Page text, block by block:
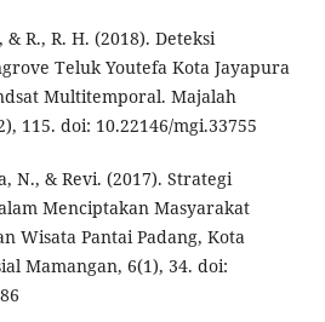
R., R. H. (2018). Deteksi
Teluk Youtefa Kota Jayapura
Multitemporal. Majalah
115. doi: 10.22146/mgi.33755
N., & Revi. (2017). Strategi
Menciptakan Masyarakat
Wisata Pantai Padang, Kota
Mamangan, 6(1), 34. doi: